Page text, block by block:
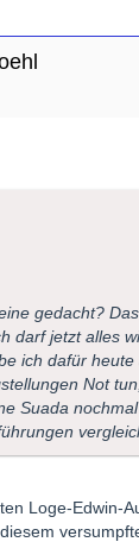
gedacht?
darf jetzt alles
ich dafür
Not
Suada
Loge-Edwin-